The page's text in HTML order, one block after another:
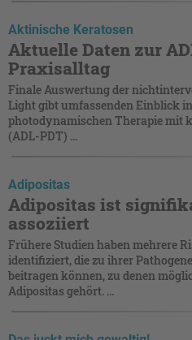
Aktinische Keratosen
Aktuelle Daten zur
Praxisalltag
Finale Auswertung der
Light gibt umfassenden Einblick
photodynamischen Therapie mit
(ADL-PDT) ...
Adipositas
Adipositas ist
assoziiert
Frühere Studien haben mehrere
identifiziert, die zu ihrer
beitragen können, zu denen
Adipositas gehört. ...